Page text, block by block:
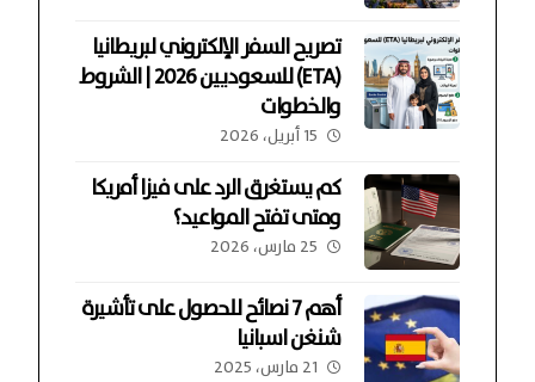
تصريح السفر الإلكتروني لبريطانيا
(ETA) للسعوديين 2026 | الشروط
والخطوات
15 أبريل، 2026
كم يستغرق الرد على فيزا أمريكا
ومتى تفتح المواعيد؟
25 مارس، 2026
أهم 7 نصائح للحصول على تأشيرة
شنغن اسبانيا
21 مارس، 2025